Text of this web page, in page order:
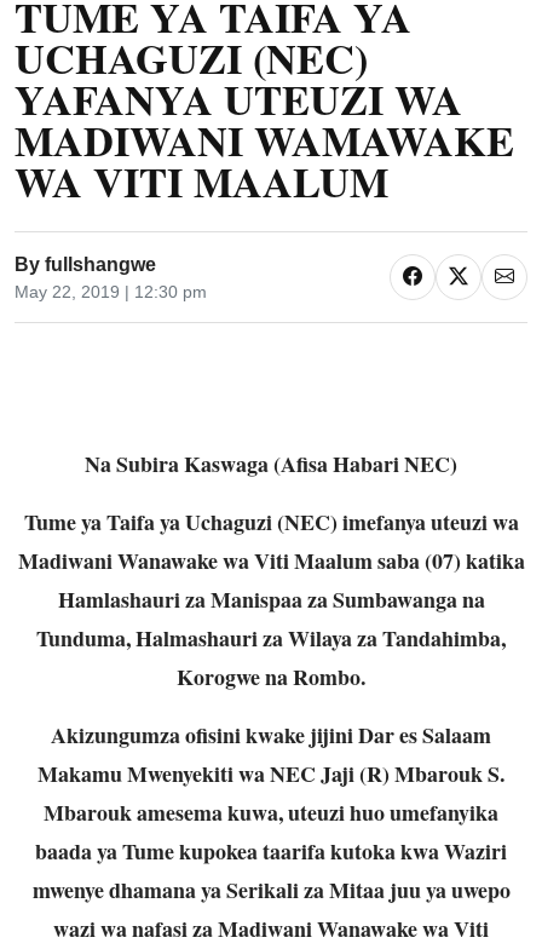
TUME YA TAIFA YA
UCHAGUZI (NEC)
YAFANYA UTEUZI WA
MADIWANI WAMAWAKE
WA VITI MAALUM
By fullshangwe
May 22, 2019 | 12:30 pm
Na Subira Kaswaga (Afisa Habari NEC)
Tume ya Taifa ya Uchaguzi (NEC) imefanya uteuzi wa
Madiwani Wanawake wa Viti Maalum saba (07) katika
Hamlashauri za Manispaa za Sumbawanga na
Tunduma, Halmashauri za Wilaya za Tandahimba,
Korogwe na Rombo.
Akizungumza ofisini kwake jijini Dar es Salaam
Makamu Mwenyekiti wa NEC Jaji (R) Mbarouk S.
Mbarouk amesema kuwa, uteuzi huo umefanyika
baada ya Tume kupokea taarifa kutoka kwa Waziri
mwenye dhamana ya Serikali za Mitaa juu ya uwepo
wazi wa nafasi za Madiwani Wanawake wa Viti